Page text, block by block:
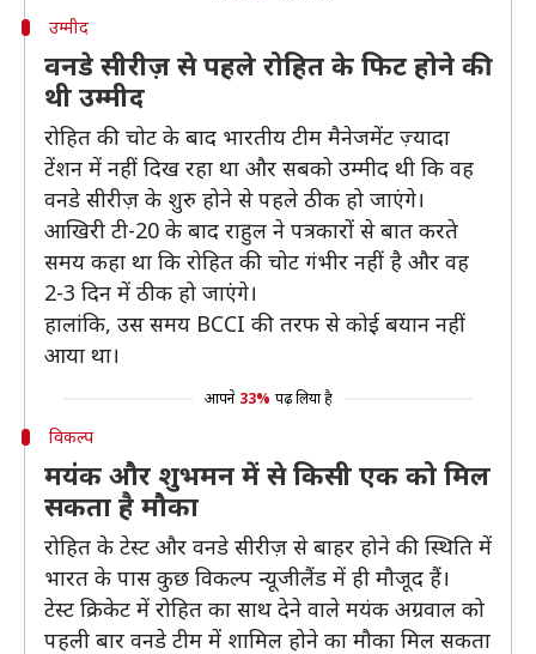
उम्मीद
वनडे सीरीज़ से पहले रोहित के फिट होने की
थी उम्मीद
रोहित की चोट के बाद भारतीय टीम मैनेजमेंट ज़्यादा
टेंशन में नहीं दिख रहा था और सबको उम्मीद थी कि वह
वनडे सीरीज़ के शुरु होने से पहले ठीक हो जाएंगे।
आखिरी टी-20 के बाद राहुल ने पत्रकारों से बात करते
समय कहा था कि रोहित की चोट गंभीर नहीं है और वह
2-3 दिन में ठीक हो जाएंगे।
हालांकि, उस समय BCCI की तरफ से कोई बयान नहीं
आया था।
आपने 33% पढ़ लिया है
विकल्प
मयंक और शुभमन में से किसी एक को मिल
सकता है मौका
रोहित के टेस्ट और वनडे सीरीज़ से बाहर होने की स्थिति में
भारत के पास कुछ विकल्प न्यूजीलैंड में ही मौजूद हैं।
टेस्ट क्रिकेट में रोहित का साथ देने वाले मयंक अग्रवाल को
पहली बार वनडे टीम में शामिल होने का मौका मिल सकता